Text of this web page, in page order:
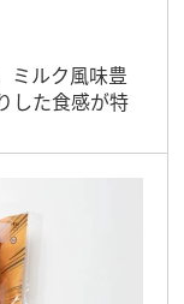
ミルク風味豊
した食感が特